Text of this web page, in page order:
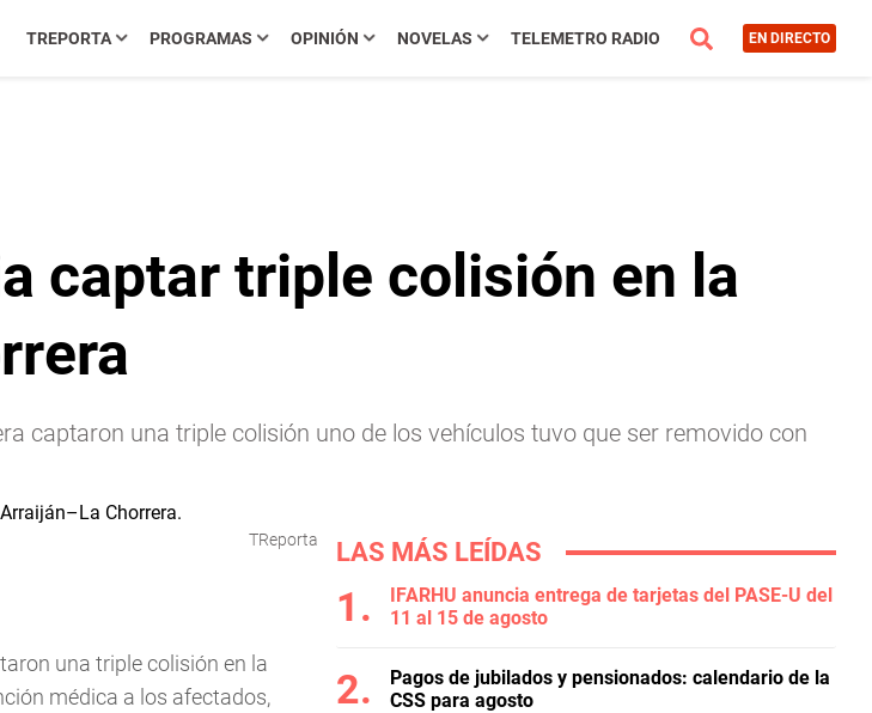
TREPORTA PROGRAMAS OPINIÓN NOVELAS TELEMETRO RADIO EN DIRECTO
captar triple colisión en la
captaron una triple colisión uno de los vehículos tuvo que ser removido con
TReporta
una triple colisión en la
médica a los afectados,
LAS MÁS LEÍDAS
IFARHU anuncia entrega de tarjetas del PASE-U del
11 al 15 de agosto
Pagos de jubilados y pensionados: calendario de la
CSS para agosto